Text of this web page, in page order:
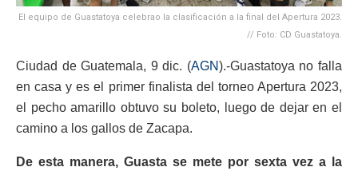
El equipo de Guastatoya celebrao la clasificación a la final del Apertura 2023.
// Foto: CD Guastatoya.
Ciudad de Guatemala, 9 dic. (AGN).-Guastatoya no falla
en casa y es el primer finalista del torneo Apertura 2023,
el pecho amarillo obtuvo su boleto, luego de dejar en el
camino a los gallos de Zacapa.
De esta manera, Guasta se mete por sexta vez a la